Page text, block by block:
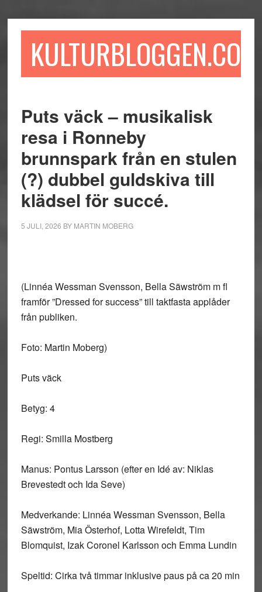
till
till
sidofältet
till
KULTURBLOGGEN.COM
Puts väck – musikalisk
resa i Ronneby
brunnspark från en stulen
(?) dubbel guldskiva till
klädsel för succé.
5 JULI, 2026 BY MARTIN MOBERG
(Linnéa Wessman Svensson, Bella Säwström m fl
framför ”Dressed for success” till taktfasta applåder
från publiken.
Foto: Martin Moberg)
Puts väck
Betyg: 4
Regi: Smilla Mostberg
Manus: Pontus Larsson (efter en Idé av: Niklas
Brevestedt och Ida Seve)
Medverkande: Linnéa Wessman Svensson, Bella
Säwström, Mia Österhof, Lotta Wirefeldt, Tim
Blomquist, Izak Coronel Karlsson och Emma Lundin
Speltid: Cirka två timmar inklusive paus på ca 20 min